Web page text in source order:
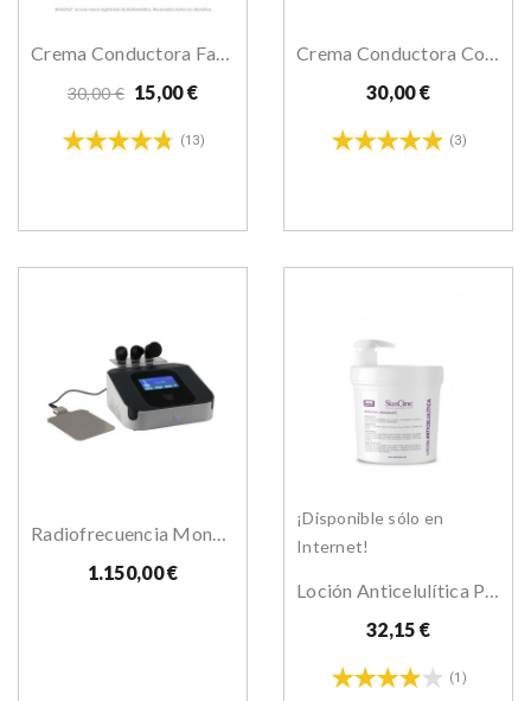
Crema Conductora Facial Lifting Bellaline 500ml
30,00 € 15,00 €
(13)
Crema Conductora Corporal 1000 Ml
30,00 €
(3)
Radiofrecuencia Monopolar HighTech Smooth
1.150,00 €
¡Disponible sólo en
Internet!
Loción Anticelulítica Para Máquina
32,15 €
(1)